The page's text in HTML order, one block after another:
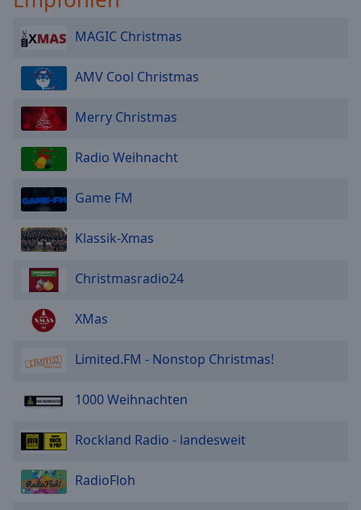
MAGIC Christmas
AMV Cool Christmas
Merry Christmas
Radio Weihnacht
Game FM
Klassik-Xmas
Christmasradio24
XMas
Limited.FM - Nonstop Christmas!
1000 Weihnachten
Rockland Radio - landesweit
RadioFloh